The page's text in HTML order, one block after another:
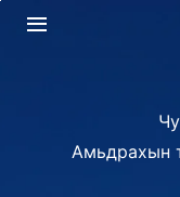
Амьдрахын